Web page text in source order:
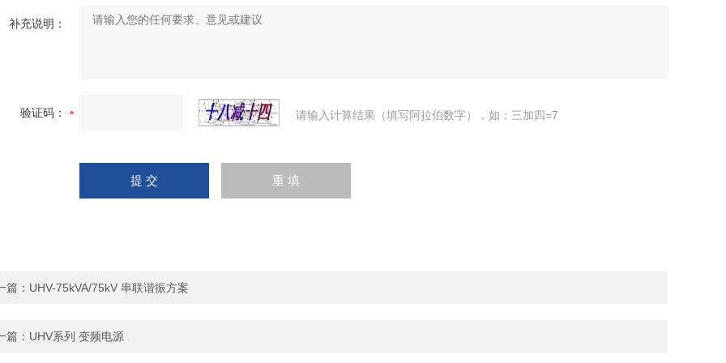
补充说明：
验证码： 请输入计算结果（填写阿拉伯数字），如：三加四=7
篇： UHV-75kVA/75kV 串联谐振方案
篇： UHV系列 变频电源